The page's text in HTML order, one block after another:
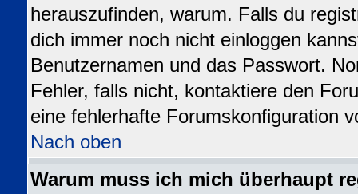
herauszufinden, warum. Falls du
dich immer noch nicht einloggen
Benutzernamen und das Passwort.
Fehler, falls nicht, kontaktiere den
eine fehlerhafte Forumskonfiguration
Nach oben
Warum muss ich mich überhaupt